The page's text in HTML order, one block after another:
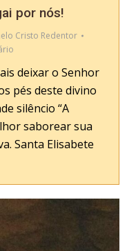
por nós!
Cristo Redentor
deixar o Senhor
pés deste divino
silêncio “A
saborear sua
Santa Elisabete